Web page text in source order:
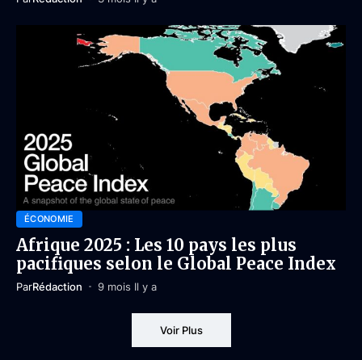
ÉCONOMIE
Afrique 2025 : Les 10 pays les plus
pacifiques selon le Global Peace Index
ParRédaction 9 mois Il y a
Voir Plus